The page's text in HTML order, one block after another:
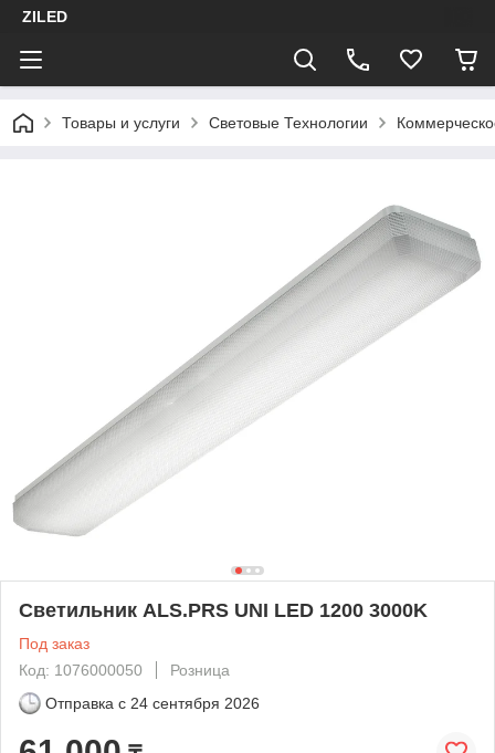
ZILED
Товары и услуги Световые Технологии
Светильник ALS.PRS UNI LED 1200 3000K
Под заказ
Код: 1076000050
Розница
Отправка с 24 сентября 2026